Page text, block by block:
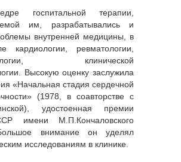
госпитальной терапии,
им, разрабатывались и
внутренней медицины, в
кардиологии, ревматологии,
клинической
Высокую оценку заслужила
«Начальная стадия сердечной
(1978, в соавторстве с
удостоенная премии
имени М.П.Кончаловского
внимание он уделял
исследованиям в клинике.